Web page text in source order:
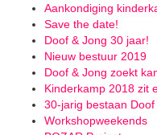
Aankondiging
Save the date!
Doof & Jong 30 jaar!
Nieuw bestuur 2019
Doof & Jong zoekt
Kinderkamp 2018 zit
30-jarig bestaan Doof
Workshopweekends